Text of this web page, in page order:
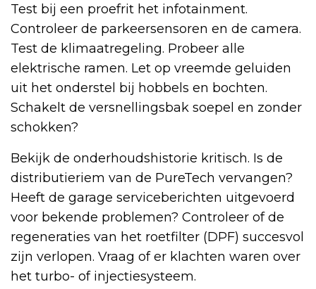
Test bij een proefrit het infotainment.
Controleer de parkeersensoren en de camera.
Test de klimaatregeling. Probeer alle
elektrische ramen. Let op vreemde geluiden
uit het onderstel bij hobbels en bochten.
Schakelt de versnellingsbak soepel en zonder
schokken?
Bekijk de onderhoudshistorie kritisch. Is de
distributieriem van de PureTech vervangen?
Heeft de garage serviceberichten uitgevoerd
voor bekende problemen? Controleer of de
regeneraties van het roetfilter (DPF) succesvol
zijn verlopen. Vraag of er klachten waren over
het turbo- of injectiesysteem.